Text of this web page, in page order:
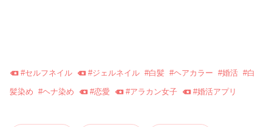
#セルフネイル #ジェルネイル #白髪 #ヘアカラー #婚活 #白
髪染め #ヘナ染め #恋愛 #アラカン女子 #婚活アプリ